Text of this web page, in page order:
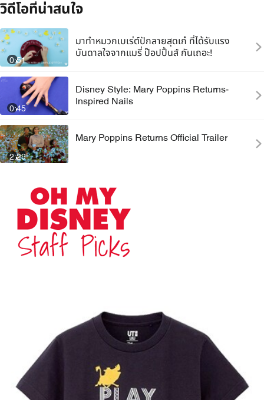
วิดีโอที่น่าสนใจ
0:51
มาทำหมวกเบเร่ต์ปักลายสุดเก๋ ที่ได้รับแรง
บันดาลใจจากแมรี่ ป๊อปปิ้นส์ กันเถอะ!
0:45
Disney Style: Mary Poppins Returns-
Inspired Nails
2:29
Mary Poppins Returns Official Trailer